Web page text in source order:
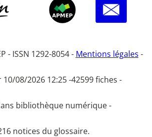
- ISSN 1292-8054 - Mentions légales -
10/08/2026 12:25 -42599 fiches -
bibliothèque numérique -
notices du glossaire.